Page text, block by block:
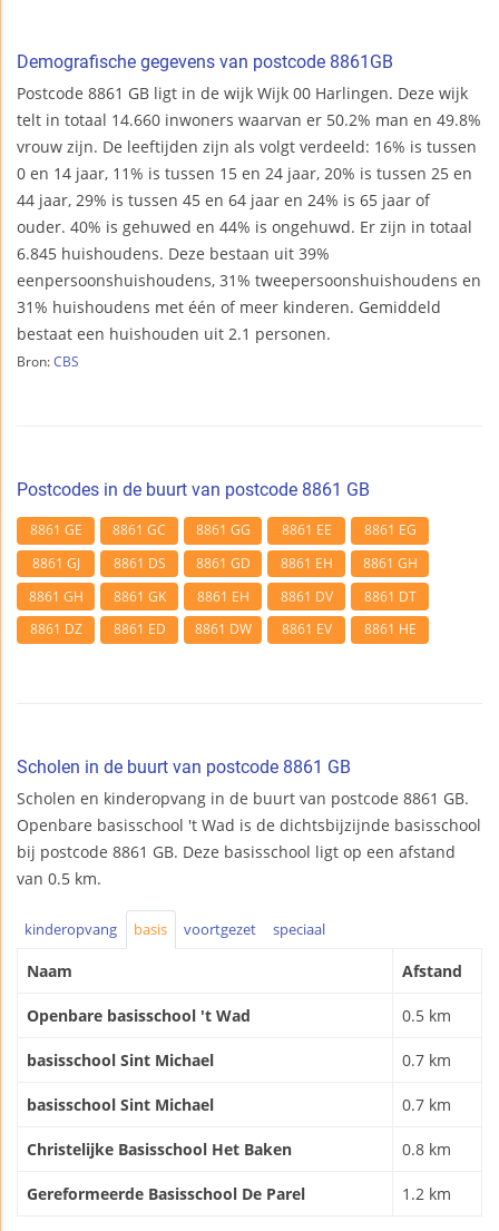
Demografische gegevens van postcode 8861GB
Postcode 8861 GB ligt in de wijk Wijk 00 Harlingen. Deze wijk
telt in totaal 14.660 inwoners waarvan er 50.2% man en 49.8%
vrouw zijn. De leeftijden zijn als volgt verdeeld: 16% is tussen
0 en 14 jaar, 11% is tussen 15 en 24 jaar, 20% is tussen 25 en
44 jaar, 29% is tussen 45 en 64 jaar en 24% is 65 jaar of
ouder. 40% is gehuwed en 44% is ongehuwd. Er zijn in totaal
6.845 huishoudens. Deze bestaan uit 39%
eenpersoonshuishoudens, 31% tweepersoonshuishoudens en
31% huishoudens met één of meer kinderen. Gemiddeld
bestaat een huishouden uit 2.1 personen.
Bron: CBS
Postcodes in de buurt van postcode 8861 GB
8861 GE 8861 GC 8861 GG 8861 EE
8861 EG
8861 GJ
8861 DS 8861 GD 8861 EH
8861 GH
8861 GH
8861 GK 8861 EH 8861 DV
8861 DT
8861 DZ
8861 ED 8861 DW 8861 EV 8861 HE
Scholen in de buurt van postcode 8861 GB
Scholen en kinderopvang in de buurt van postcode 8861 GB.
Openbare basisschool 't Wad is de dichtsbijzijnde basisschool
bij postcode 8861 GB. Deze basisschool ligt op een afstand
van 0.5 km.
kinderopvang basis voortgezet speciaal
Naam Afstand
Openbare basisschool 't Wad 0.5 km
basisschool Sint Michael 0.7 km
basisschool Sint Michael 0.7 km
Christelijke Basisschool Het Baken 0.8 km
Gereformeerde Basisschool De Parel 1.2 km